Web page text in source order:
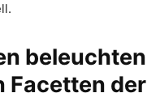
beleuchten
Facetten der